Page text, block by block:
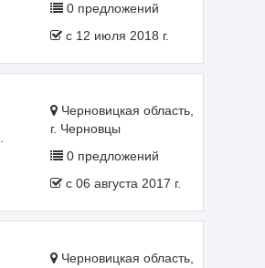
0 предложений
c 12 июля 2018 г.
Черновицкая область,
г. Черновцы
0 предложений
c 06 августа 2017 г.
Черновицкая область,